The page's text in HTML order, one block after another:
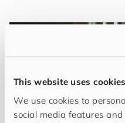
This website uses cookies
We use cookies to
social media features